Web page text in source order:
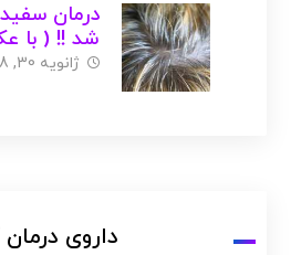
درمان
شد !! ( با
ژانویه 30, 2018
داروی درمان